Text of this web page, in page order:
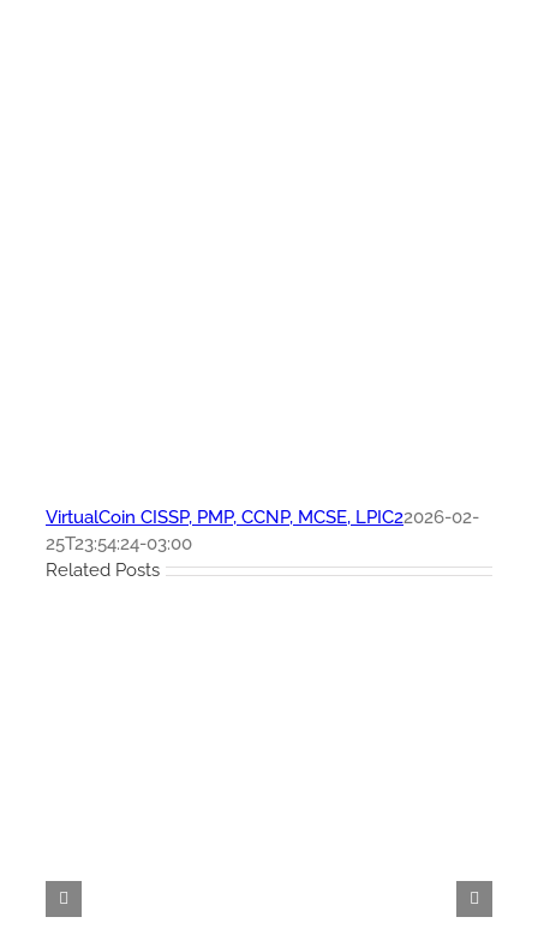
VirtualCoin CISSP, PMP, CCNP, MCSE, LPIC22026-02-
25T23:54:24-03:00
Related Posts